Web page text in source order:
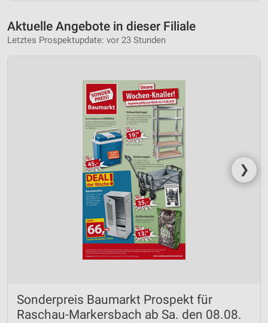
Aktuelle Angebote in dieser Filiale
Letztes Prospektupdate: vor 23 Stunden
❯
Sonderpreis Baumarkt Prospekt für
Raschau-Markersbach ab Sa. den 08.08.